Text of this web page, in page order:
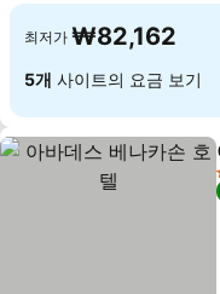
최저가 ₩82,162
5개 사이트의 요금 보기